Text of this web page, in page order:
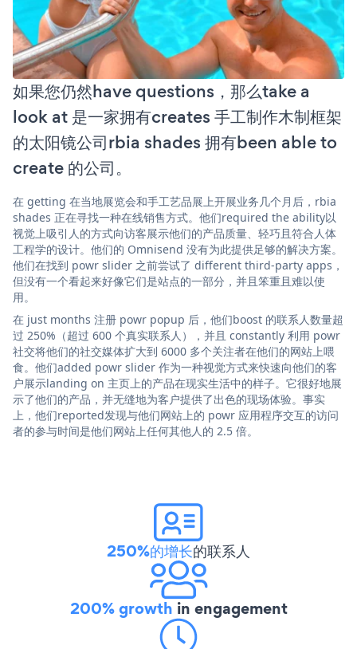
如果您仍然have questions，那么take a
look at 是一家拥有creates 手工制作木制框架
的太阳镜公司rbia shades 拥有been able to
create 的公司。
在 getting 在当地展览会和手工艺品展上开展业务几个月后，rbia
shades 正在寻找一种在线销售方式。他们required the ability以
视觉上吸引人的方式向访客展示他们的产品质量、轻巧且符合人体
工程学的设计。他们的 Omnisend 没有为此提供足够的解决方案。
他们在找到 powr slider 之前尝试了 different third-party apps，
但没有一个看起来好像它们是站点的一部分，并且笨重且难以使
用。
在 just months 注册 powr popup 后，他们boost 的联系人数量超
过 250%（超过 600 个真实联系人），并且 constantly 利用 powr
社交将他们的社交媒体扩大到 6000 多个关注者在他们的网站上喂
食。他们added powr slider 作为一种视觉方式来快速向他们的客
户展示landing on 主页上的产品在现实生活中的样子。它很好地展
示了他们的产品，并无缝地为客户提供了出色的现场体验。事实
上，他们reported发现与他们网站上的 powr 应用程序交互的访问
者的参与时间是他们网站上任何其他人的 2.5 倍。
250%的增长的联系人
200% growth in engagement